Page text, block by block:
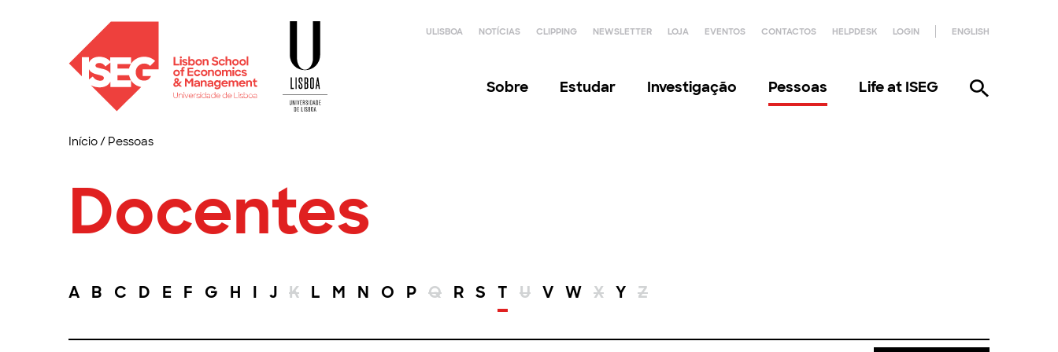
ULISBOA NOTÍCIAS CLIPPING NEWSLETTER LOJA EVENTOS CONTACTOS HELPDESK LOGIN ENGLISH
Sobre Estudar Investigação Pessoas Life at ISEG
Início/ Pessoas
Docentes
A B C D E F G H I J K L M N O P Q R S T U V W X Y Z